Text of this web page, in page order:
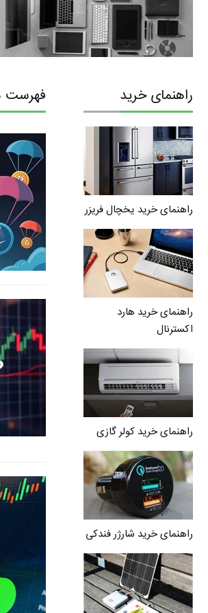
راهنمای خرید
راهنمای خرید یخچال فریزر
راهنمای خرید هارد
اکسترنال
راهنمای خرید کولر گازی
راهنمای خرید شارژر فندکی
فهرست